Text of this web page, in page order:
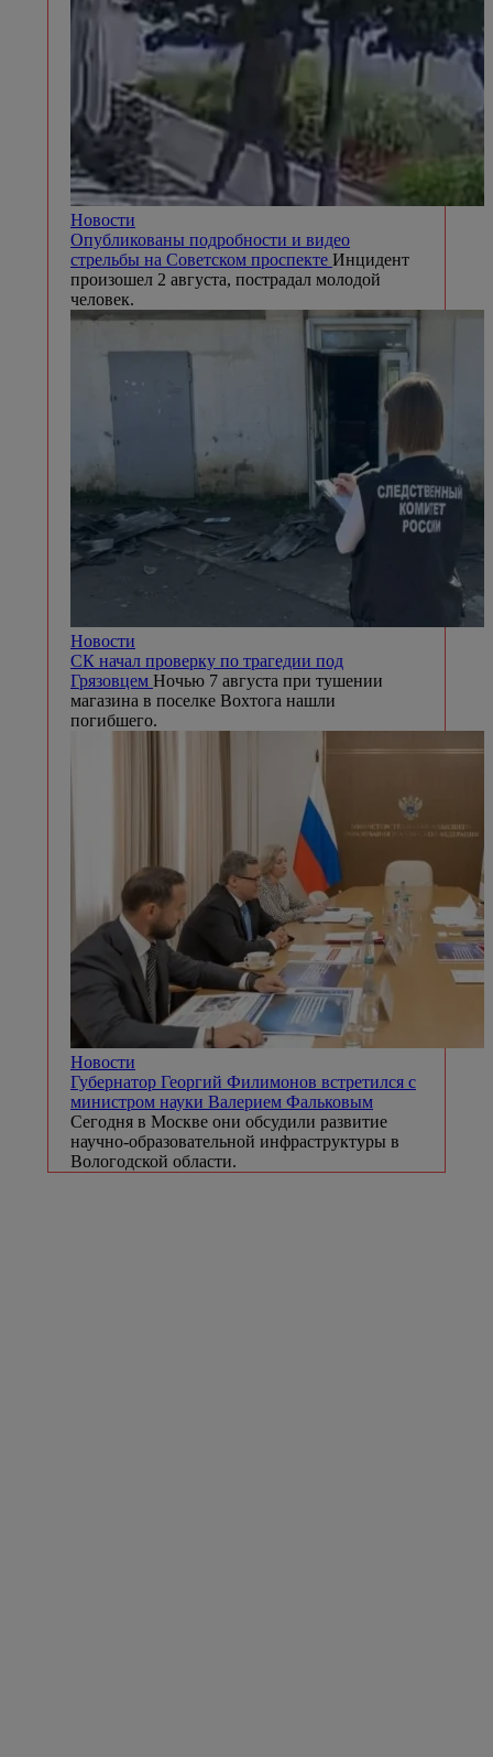
Новости
Опубликованы подробности и видео
стрельбы на Советском проспекте Инцидент
произошел 2 августа, пострадал молодой
человек.
Новости
СК начал проверку по трагедии под
Грязовцем Ночью 7 августа при тушении
магазина в поселке Вохтога нашли
погибшего.
Новости
Губернатор Георгий Филимонов встретился с
министром науки Валерием Фальковым
Сегодня в Москве они обсудили развитие
научно-образовательной инфраструктуры в
Вологодской области.